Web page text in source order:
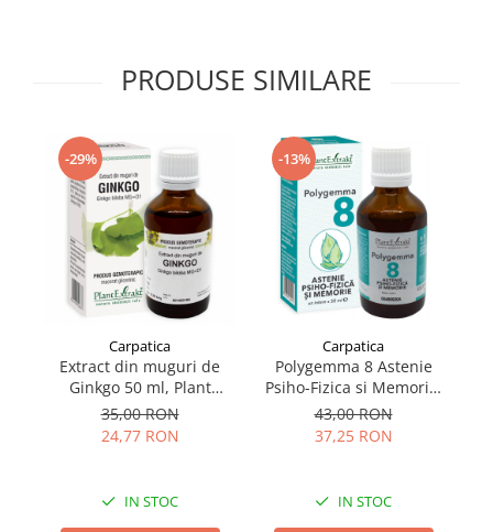
PRODUSE SIMILARE
-29%
Carpatica
Extract din muguri de
Ginkgo 50 ml, Plant
Extract
35,00 RON
24,77 RON
IN STOC
-13%
Carpatica
Polygemma 8 Astenie
Psiho-Fizica si Memorie,
50 ml Plant Extract
43,00 RON
37,25 RON
IN STOC